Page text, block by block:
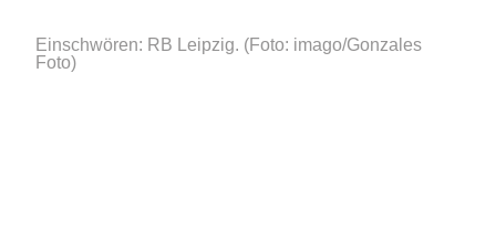
Einschwören: RB Leipzig. (Foto: imago/Gonzales
Foto)